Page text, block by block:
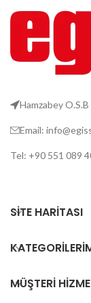
Hamzabey
Email:
Tel: +90 551 089
SITE HARITASI
MÜŞTERI